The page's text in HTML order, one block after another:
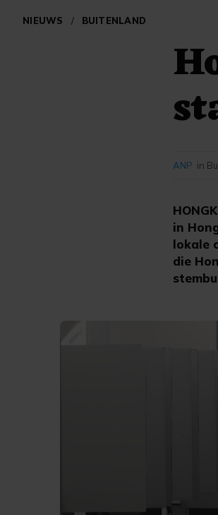
NIEUWS / BUITENLAND
in
lokale
die
ANP in